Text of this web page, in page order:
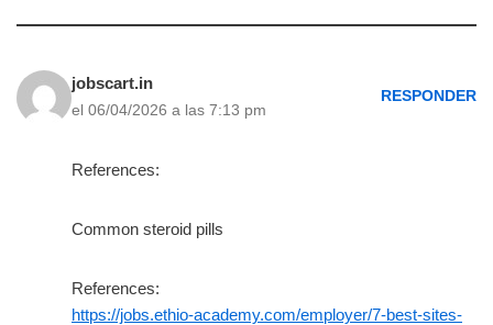
jobscart.in
el 06/04/2026 a las 7:13 pm
RESPONDER
References:
Common steroid pills
References:
https://jobs.ethio-academy.com/employer/7-best-sites-